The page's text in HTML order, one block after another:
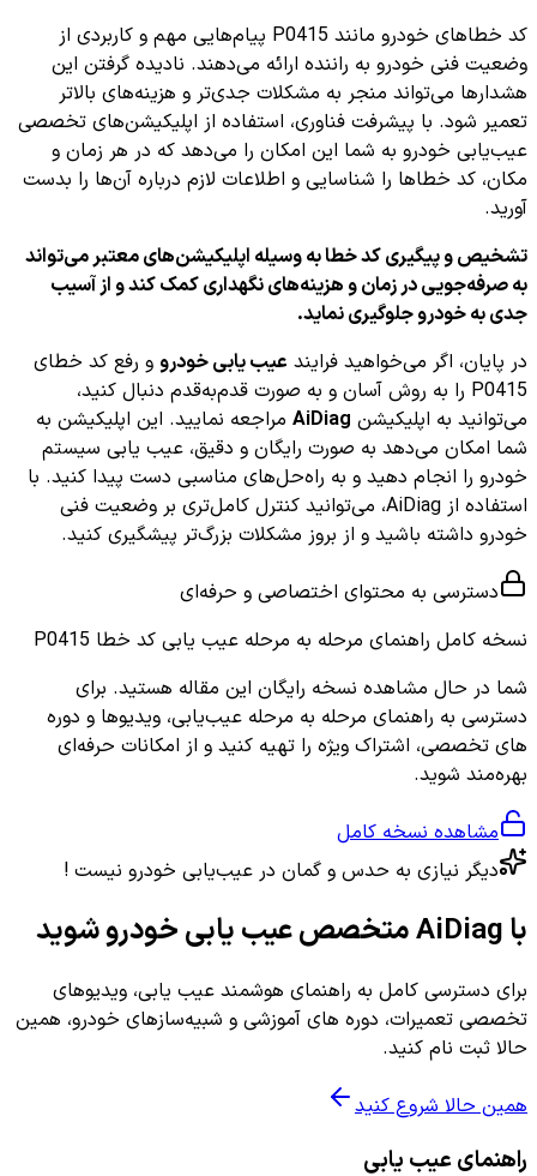
کد خطاهای خودرو مانند P0415 پیام‌هایی مهم و کاربردی از
وضعیت فنی خودرو به راننده ارائه می‌دهند. نادیده گرفتن این
هشدارها می‌تواند منجر به مشکلات جدی‌تر و هزینه‌های بالاتر
تعمیر شود. با پیشرفت فناوری، استفاده از اپلیکیشن‌های تخصصی
عیب‌یابی خودرو به شما این امکان را می‌دهد که در هر زمان و
مکان، کد خطاها را شناسایی و اطلاعات لازم درباره آن‌ها را بدست
آورید.
تشخیص و پیگیری کد خطا به وسیله اپلیکیشن‌های معتبر می‌تواند
به صرفه‌جویی در زمان و هزینه‌های نگهداری کمک کند و از آسیب
جدی به خودرو جلوگیری نماید.
در پایان، اگر می‌خواهید فرایند عیب یابی خودرو و رفع کد خطای
P0415 را به روش آسان و به صورت قدم‌به‌قدم دنبال کنید،
می‌توانید به اپلیکیشن AiDiag مراجعه نمایید. این اپلیکیشن به
شما امکان می‌دهد به صورت رایگان و دقیق، عیب یابی سیستم
خودرو را انجام دهید و به راه‌حل‌های مناسبی دست پیدا کنید. با
استفاده از AiDiag، می‌توانید کنترل کامل‌تری بر وضعیت فنی
خودرو داشته باشید و از بروز مشکلات بزرگ‌تر پیشگیری کنید.
دسترسی به محتوای اختصاصی و حرفه‌ای
نسخه کامل راهنمای مرحله به مرحله عیب یابی کد خطا P0415
شما در حال مشاهده نسخه رایگان این مقاله هستید. برای
دسترسی به راهنمای مرحله به مرحله عیب‌یابی، ویدیوها و دوره
های تخصصی، اشتراک ویژه را تهیه کنید و از امکانات حرفه‌ای
بهره‌مند شوید.
مشاهده نسخه کامل
دیگر نیازی به حدس و گمان در عیب‌یابی خودرو نیست !
با AiDiag متخصص عیب یابی خودرو شوید
برای دسترسی کامل به راهنمای هوشمند عیب یابی، ویدیوهای
تخصصی تعمیرات، دوره های آموزشی و شبیه‌سازهای خودرو، همین
حالا ثبت نام کنید.
همین حالا شروع کنید
راهنمای عیب یابی